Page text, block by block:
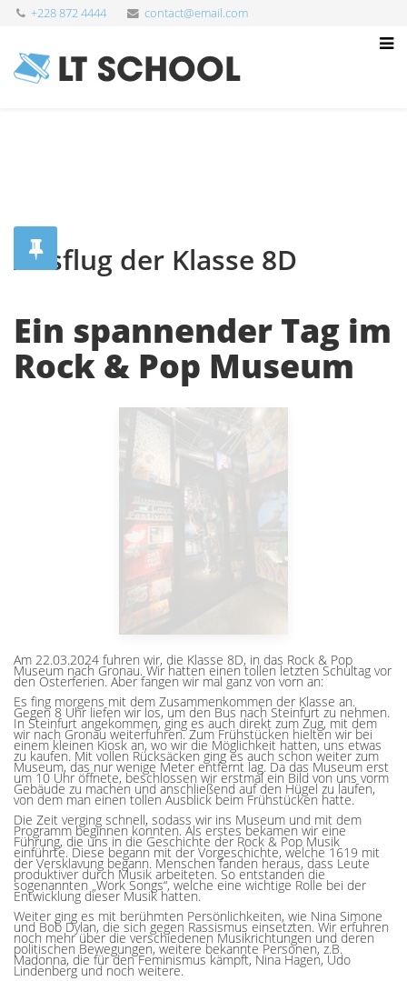
+228 872 4444 contact@email.com
Ausflug der Klasse 8D
Ein spannender Tag im
Rock & Pop Museum
Am 22.03.2024 fuhren wir, die Klasse 8D, in das Rock & Pop
Museum nach Gronau. Wir hatten einen tollen letzten Schultag vor
den Osterferien. Aber fangen wir mal ganz von vorn an:
Es fing morgens mit dem Zusammenkommen der Klasse an.
Gegen 8 Uhr liefen wir los, um den Bus nach Steinfurt zu nehmen.
In Steinfurt angekommen, ging es auch direkt zum Zug, mit dem
wir nach Gronau weiterfuhren. Zum Frühstücken hielten wir bei
einem kleinen Kiosk an, wo wir die Möglichkeit hatten, uns etwas
zu kaufen. Mit vollen Rücksäcken ging es auch schon weiter zum
Museum, das nur wenige Meter entfernt lag. Da das Museum erst
um 10 Uhr öffnete, beschlossen wir erstmal ein Bild von uns vorm
Gebäude zu machen und anschließend auf den Hügel zu laufen,
von dem man einen tollen Ausblick beim Frühstücken hatte.
Die Zeit verging schnell, sodass wir ins Museum und mit dem
Programm beginnen konnten. Als erstes bekamen wir eine
Führung, die uns in die Geschichte der Rock & Pop Musik
einführte. Diese begann mit der Vorgeschichte, welche 1619 mit
der Versklavung begann. Menschen fanden heraus, dass Leute
produktiver durch Musik arbeiteten. So entstanden die
sogenannten „Work Songs“, welche eine wichtige Rolle bei der
Entwicklung dieser Musik hatten.
Weiter ging es mit berühmten Persönlichkeiten, wie Nina Simone
und Bob Dylan, die sich gegen Rassismus einsetzten. Wir erfuhren
noch mehr über die verschiedenen Musikrichtungen und deren
politischen Bewegungen, weitere bekannte Personen, z.B.
Madonna, die für den Feminismus kämpft, Nina Hagen, Udo
Lindenberg und noch weitere.